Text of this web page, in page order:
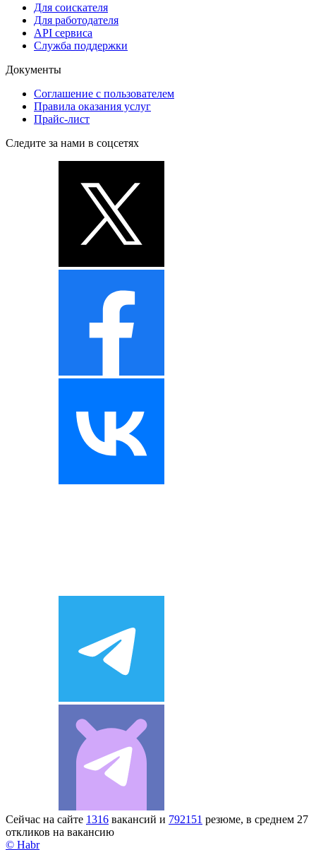
Для соискателя
Для работодателя
API сервиса
Служба поддержки
Документы
Соглашение с пользователем
Правила оказания услуг
Прайс-лист
Следите за нами в соцсетях
Сейчас на сайте 1316 вакансий и 792151 резюме, в среднем 27
откликов на вакансию
© Habr